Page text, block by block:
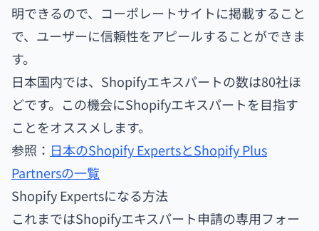
明できるので、コーポレートサイトに掲載すること
で、ユーザーに信頼性をアピールすることができま
す。
日本国内では、Shopifyエキスパートの数は80社ほ
どです。この機会にShopifyエキスパートを目指す
ことをオススメします。
参照： 日本のShopify ExpertsとShopify Plus
Partnersの一覧
Shopify Expertsになる方法
これまではShopifyエキスパート申請の専用フォー